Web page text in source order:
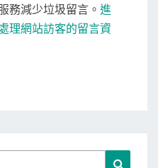
務減少垃圾留言。 進
理網站訪客的留言資